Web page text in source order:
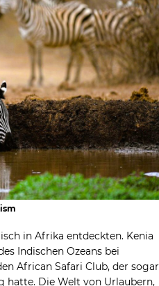
in Afrika entdeckten. Kenia
Indischen Ozeans bei
African Safari Club, der sogar
hatte. Die Welt von Urlaubern,